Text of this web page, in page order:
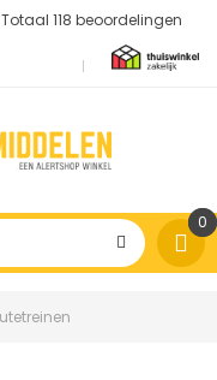
118 beoordelingen
0